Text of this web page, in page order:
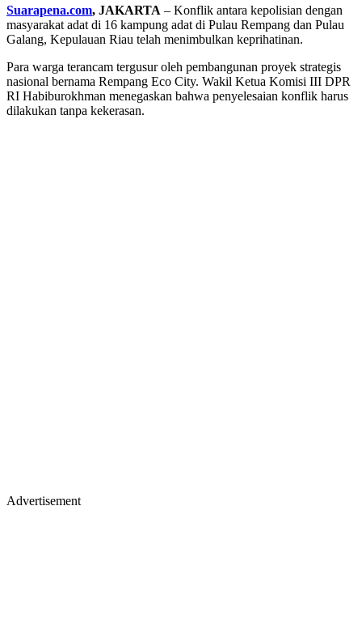
Suarapena.com, JAKARTA – Konflik antara kepolisian dengan
masyarakat adat di 16 kampung adat di Pulau Rempang dan Pulau
Galang, Kepulauan Riau telah menimbulkan keprihatinan.
Para warga terancam tergusur oleh pembangunan proyek strategis
nasional bernama Rempang Eco City. Wakil Ketua Komisi III DPR
RI Habiburokhman menegaskan bahwa penyelesaian konflik harus
dilakukan tanpa kekerasan.
Advertisement